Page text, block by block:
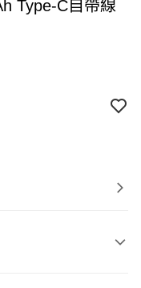
Type-C自帶線